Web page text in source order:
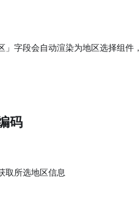
字段会自动渲染为地区选择组件
码
取所选地区信息